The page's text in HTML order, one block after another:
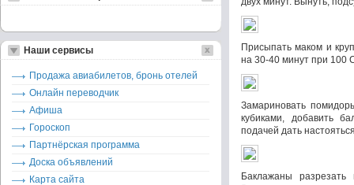
Присыпать маком и
на 30-40 минут при 100
Замариновать
кубиками, добавить
подачей дать
Баклажаны разрезать
Наши сервисы
Продажа авиабилетов, бронь отелей
Онлайн переводчик
Афиша
Гороскоп
Партнёрская программа
Доска объявлений
Карта сайта